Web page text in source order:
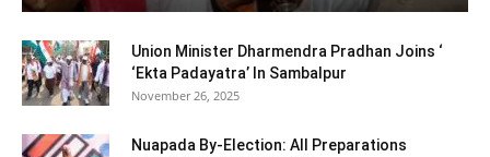
Union Minister Dharmendra Pradhan Joins ‘
‘Ekta Padayatra’ In Sambalpur
November 26, 2025
Nuapada By-Election: All Preparations